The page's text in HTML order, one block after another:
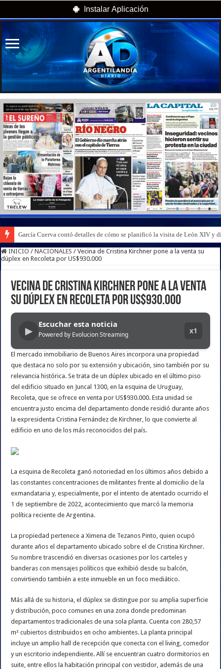
Instalar Aplicación
García Cuerva contó detalles de cómo se planificó la visita de León XIV y
INICIO / NACIONALES / Vecina de Cristina Kirchner pone a la venta su
dúplex en Recoleta por US$930.000
Vecina de Cristina Kirchner pone a la venta
su dúplex en Recoleta por US$930.000
▶
Escuchar esta noticia
Powered by Evolucion Streaming x1
El mercado inmobiliario de Buenos Aires incorpora una propiedad
que destaca no solo por su extensión y ubicación, sino también por su
relevancia histórica. Se trata de un dúplex ubicado en el último piso
del edificio situado en Juncal 1300, en la esquina de Uruguay,
Recoleta, que se ofrece en venta por US$930.000. Esta unidad se
encuentra justo encima del departamento donde residió durante años
la expresidenta Cristina Fernández de Kirchner, lo que convierte al
edificio en uno de los más reconocidos del país.
La esquina de Recoleta ganó notoriedad en los últimos años debido a
las constantes concentraciones de militantes frente al domicilio de la
exmandataria y, especialmente, por el intento de atentado ocurrido el
1 de septiembre de 2022, acontecimiento que marcó la memoria
política reciente de Argentina.
La propiedad pertenece a Ximena de Tezanos Pinto, quien ocupó
durante años el departamento ubicado sobre el de Cristina Kirchner.
Su nombre trascendió en diversas ocasiones por los carteles y
banderas con mensajes políticos que exhibió desde su balcón,
convirtiendo también a este inmueble en un foco mediático.
Más allá de su historia, el dúplex se distingue por su amplia superficie
y distribución, poco comunes en una zona donde predominan
departamentos tradicionales de una sola planta. Cuenta con 280,57
m² cubiertos distribuidos en ocho ambientes. La planta principal
incluye un amplio hall de recepción que conecta con el living, comedor
y un escritorio independiente. Allí se encuentran cuatro dormitorios en
suite, entre ellos la habitación principal con vestidor, además de una